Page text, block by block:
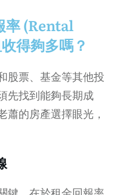
率 (Rental
得夠多嗎？
股票、基金等其他投
先找到能夠長期成
蕭的房產選擇眼光，